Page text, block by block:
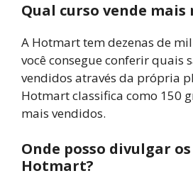
Qual curso vende
A Hotmart tem dezenas de
você consegue conferir quais
vendidos através da própria
Hotmart classifica como 150
mais vendidos.
Onde posso divulgar
Hotmart?